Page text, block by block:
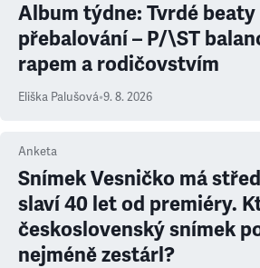
Album týdne: Tvrdé
přebalování – P/\ST
rapem a rodičovstvím
Eliška Palušová•9. 8. 2026
Anketa
Snímek Vesničko má
slaví 40 let od premiéry.
československý snímek
nejméně zestárl?